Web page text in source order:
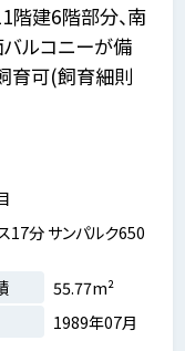
階建6階部分、南
バルコニーが備
育可(飼育細則
17分 サンパルク650
55.77m²
1989年07月